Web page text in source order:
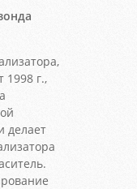
1998 г.,
делает